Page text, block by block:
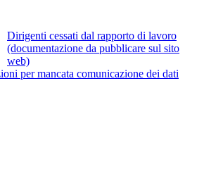
Dirigenti cessati dal rapporto di lavoro
(documentazione da pubblicare sul sito
web)
per mancata comunicazione dei dati